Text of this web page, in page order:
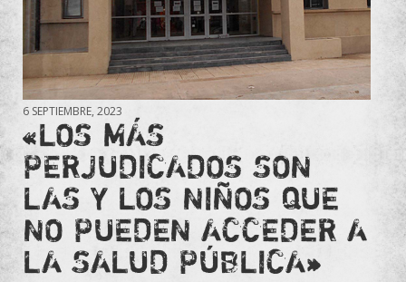
6 SEPTIEMBRE, 2023
«LOS MÁS
PERJUDICADOS SON
LAS Y LOS NIÑOS QUE
NO PUEDEN ACCEDER A
LA SALUD PÚBLICA»